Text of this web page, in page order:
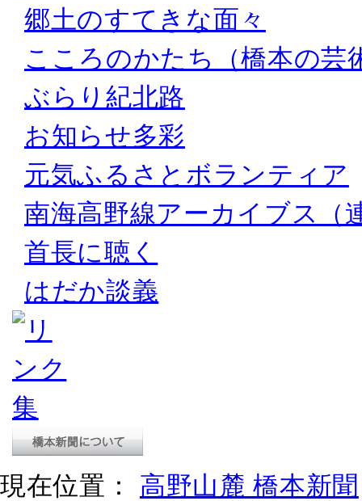
郷土のすてきな面々
こころのかたち（橋本の芸
ぶらり紀北路
お知らせ多彩
元気ふるさとボランティア
南海高野線アーカイブス（
首長に聴く
はだか談義
現在位置： 高野山麓 橋本新聞